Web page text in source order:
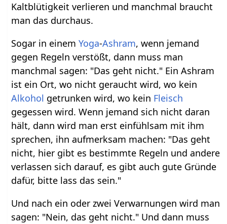
Kaltblütigkeit verlieren und manchmal braucht
man das durchaus.
Sogar in einemYoga-Ashram, wenn jemand
gegen Regeln verstößt, dann muss man
manchmal sagen: "Das geht nicht." Ein Ashram
ist ein Ort, wo nicht geraucht wird, wo kein
Alkohol getrunken wird, wo kein Fleisch
gegessen wird. Wenn jemand sich nicht daran
hält, dann wird man erst einfühlsam mit ihm
sprechen, ihn aufmerksam machen: "Das geht
nicht, hier gibt es bestimmte Regeln und andere
verlassen sich darauf, es gibt auch gute Gründe
dafür, bitte lass das sein."
Und nach ein oder zwei Verwarnungen wird man
sagen: "Nein, das geht nicht." Und dann muss